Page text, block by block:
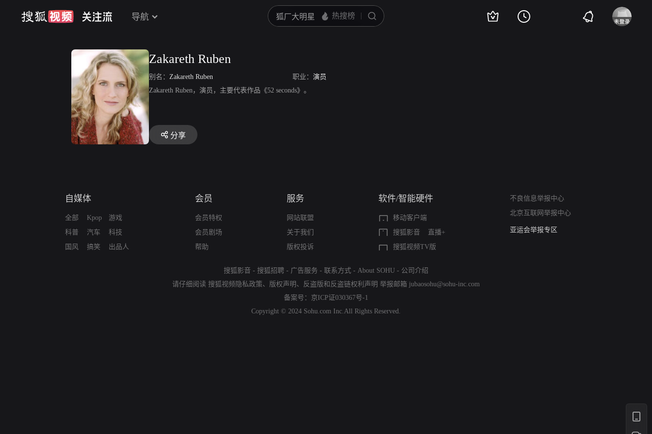
导航
Zakareth Ruben
别名： Zakareth Ruben 职业： 演员
Zakareth Ruben，演员，主要代表作品《52 seconds》。
分享
自媒体
全部
科普
国风
Kpop
汽车
搞笑
游戏
科技
出品人
会员
会员特权
会员剧场
帮助
服务
网站联盟
关于我们
版权投诉
软件/智能硬件
移动客户端
搜狐影音
直播+
搜狐视频TV版
不良信息举报中心
北京互联网举报中心
算法推荐专项举报
亚运会举报专区
搜狐影音 - 搜狐招聘 - 广告服务 - 联系方式 - About SOHU - 公司介绍
请仔细阅读 搜狐视频隐私政策、 版权声明 、 反盗版和反盗链权利声明 举报邮箱 jubaosohu@sohu-inc.com
备案号： 京ICP证030367号-1
Copyright © 2024 Sohu.com Inc.All Rights Reserved.